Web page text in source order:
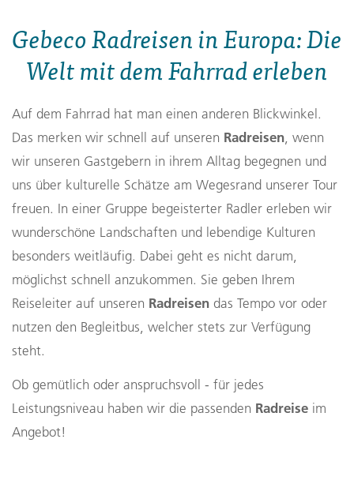
Gebeco Radreisen in Europa: Die
Welt mit dem Fahrrad erleben
Auf dem Fahrrad hat man einen anderen Blickwinkel.
Das merken wir schnell auf unseren Radreisen, wenn
wir unseren Gastgebern in ihrem Alltag begegnen und
uns über kulturelle Schätze am Wegesrand unserer Tour
freuen. In einer Gruppe begeisterter Radler erleben wir
wunderschöne Landschaften und lebendige Kulturen
besonders weitläufig. Dabei geht es nicht darum,
möglichst schnell anzukommen. Sie geben Ihrem
Reiseleiter auf unseren Radreisen das Tempo vor oder
nutzen den Begleitbus, welcher stets zur Verfügung
steht.
Ob gemütlich oder anspruchsvoll - für jedes
Leistungsniveau haben wir die passenden Radreise im
Angebot!